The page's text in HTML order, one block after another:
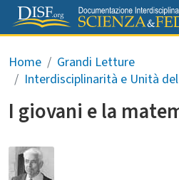
Salta al contenuto principale
Briciole di pane
Home
Grandi Letture
Interdisciplinarità e Unità
I giovani e la